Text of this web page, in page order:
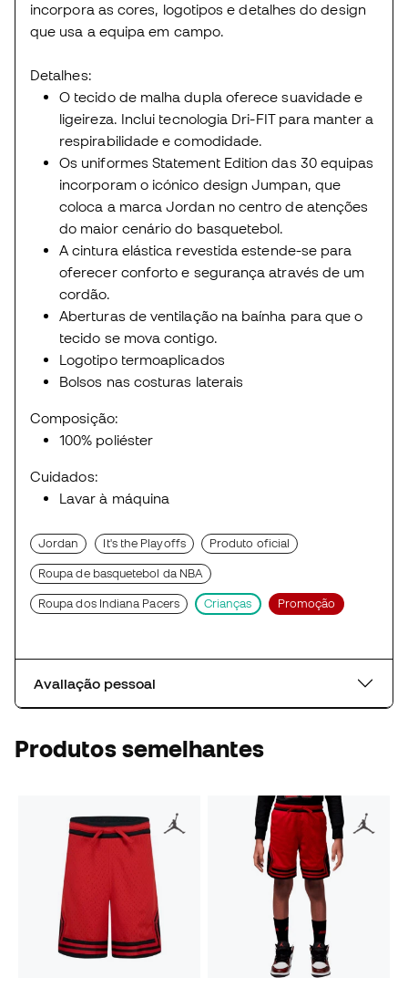
incorpora as cores, logotipos e detalhes do design
que usa a equipa em campo.
Detalhes:
O tecido de malha dupla oferece suavidade e
ligeireza. Inclui tecnologia Dri-FIT para manter a
respirabilidade e comodidade.
Os uniformes Statement Edition das 30 equipas
incorporam o icónico design Jumpan, que
coloca a marca Jordan no centro de atenções
do maior cenário do basquetebol.
A cintura elástica revestida estende-se para
oferecer conforto e segurança através de um
cordão.
Aberturas de ventilação na baínha para que o
tecido se mova contigo.
Logotipo termoaplicados
Bolsos nas costuras laterais
Composição:
100% poliéster
Cuidados:
Lavar à máquina
Jordan It's the Playoffs Produto oficial
Roupa de basquetebol da NBA
Roupa dos Indiana Pacers Crianças Promoção
Avaliação pessoal
Produtos semelhantes